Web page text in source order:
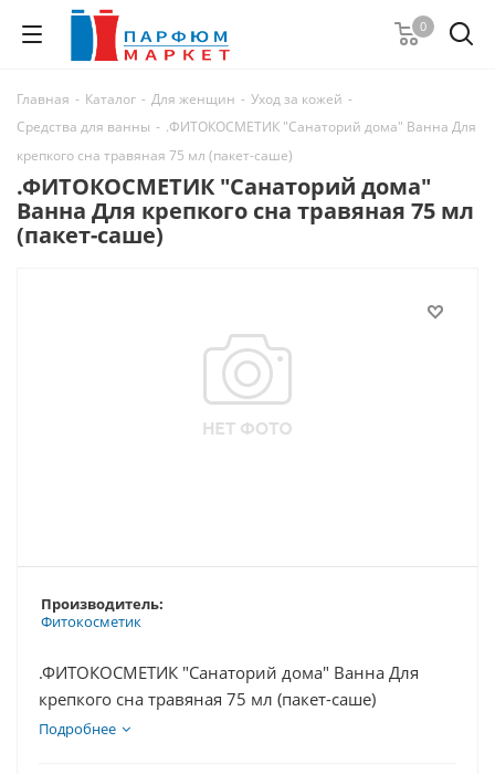
0
Главная - Каталог - Для женщин - Уход за кожей -
Средства для ванны - .ФИТОКОСМЕТИК "Санаторий дома" Ванна Для
крепкого сна травяная 75 мл (пакет-саше)
.ФИТОКОСМЕТИК "Санаторий дома"
Ванна Для крепкого сна травяная 75 мл
(пакет-саше)
Производитель:
Фитокосметик
.ФИТОКОСМЕТИК "Санаторий дома" Ванна Для
крепкого сна травяная 75 мл (пакет-саше)
Подробнее